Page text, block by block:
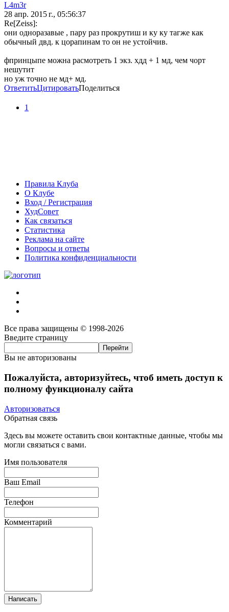
L4m3r
28 апр. 2015 г., 05:56:37
Re[Zeiss]:
они одноразавые , пару раз прокрутиш и ку ку тагже как
обычный двд. к цорапинам то он не устойчив.
фпринцыпе можна расмотреть 1 экз. хдд + 1 мд, чем чорт
нешутит
но уж точно не мд+ мд.
ОтветитьЦитироватьПоделиться
1
Правила Клуба
О Клубе
Вход / Регистрация
ХудСовет
Как связаться
Статистика
Реклама на сайте
Вопросы и ответы
Политика конфиденциальности
Все права защищены © 1998-2026
Введите страницу
Вы не авторизованы
Пожалуйста, авторизуйтесь, чтоб иметь доступ к
полному функционалу сайта
Авторизоваться
Обратная связь
Здесь вы можете оставить свои контактные данные, чтобы мы
могли связаться с вами.
Имя пользователя
Ваш Email
Телефон
Комментарий
Написать